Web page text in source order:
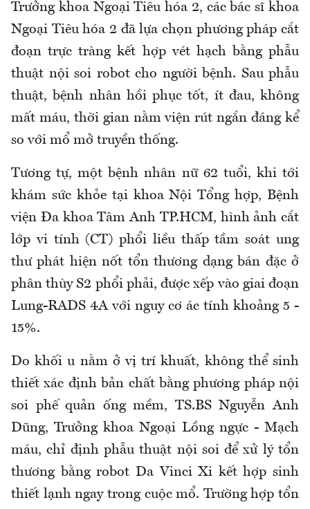
Trưởng khoa Ngoại Tiêu hóa 2, các bác sĩ khoa
Ngoại Tiêu hóa 2 đã lựa chọn phương pháp cắt
đoạn trực tràng kết hợp vét hạch bằng phẫu
thuật nội soi robot cho người bệnh. Sau phẫu
thuật, bệnh nhân hồi phục tốt, ít đau, không
mất máu, thời gian nằm viện rút ngắn đáng kể
so với mổ mở truyền thống.
Tương tự, một bệnh nhân nữ 62 tuổi, khi tới
khám sức khỏe tại khoa Nội Tổng hợp, Bệnh
viện Đa khoa Tâm Anh TP.HCM, hình ảnh cắt
lớp vi tính (CT) phổi liều thấp tầm soát ung
thư phát hiện nốt tổn thương dạng bán đặc ở
phân thùy S2 phổi phải, được xếp vào giai đoạn
Lung-RADS 4A với nguy cơ ác tính khoảng 5 -
15%.
Do khối u nằm ở vị trí khuất, không thể sinh
thiết xác định bản chất bằng phương pháp nội
soi phế quản ống mềm, TS.BS Nguyễn Anh
Dũng, Trưởng khoa Ngoại Lồng ngực - Mạch
máu, chỉ định phẫu thuật nội soi để xử lý tổn
thương bằng robot Da Vinci Xi kết hợp sinh
thiết lạnh ngay trong cuộc mổ. Trường hợp tổn